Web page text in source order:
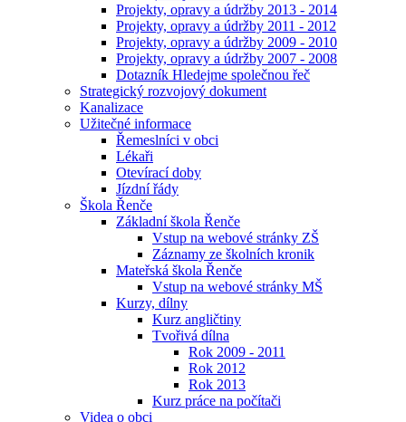
Projekty, opravy a údržby 2013 - 2014
Projekty, opravy a údržby 2011 - 2012
Projekty, opravy a údržby 2009 - 2010
Projekty, opravy a údržby 2007 - 2008
Dotazník Hledejme společnou řeč
Strategický rozvojový dokument
Kanalizace
Užitečné informace
Řemeslníci v obci
Lékaři
Otevírací doby
Jízdní řády
Škola Řenče
Základní škola Řenče
Vstup na webové stránky ZŠ
Záznamy ze školních kronik
Mateřská škola Řenče
Vstup na webové stránky MŠ
Kurzy, dílny
Kurz angličtiny
Tvořivá dílna
Rok 2009 - 2011
Rok 2012
Rok 2013
Kurz práce na počítači
Videa o obci